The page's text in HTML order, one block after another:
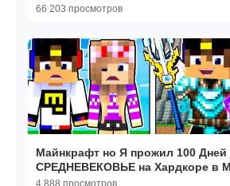
66 203 просмотров
Майнкрафт но Я прожил 100 Дней
СРЕДНЕВЕКОВЬЕ на Хардкоре в
Троллинг Ловушка Minecraft